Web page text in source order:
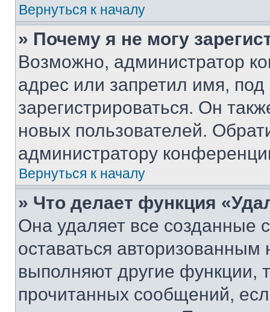
Вернуться к началу
» Почему я не могу
Возможно, администратор
адрес или запретил имя,
зарегистрироваться. Он
новых пользователей.
администратору
Вернуться к началу
» Что делает функция
Она удаляет все созданные
оставаться
выполняют другие функции,
прочитанных сообщений,